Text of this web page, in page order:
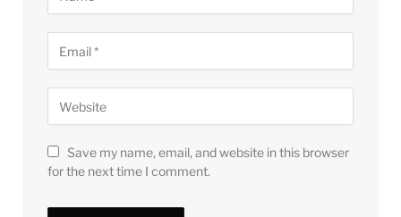
Save my name, email, and website in this browser
for the next time I comment.